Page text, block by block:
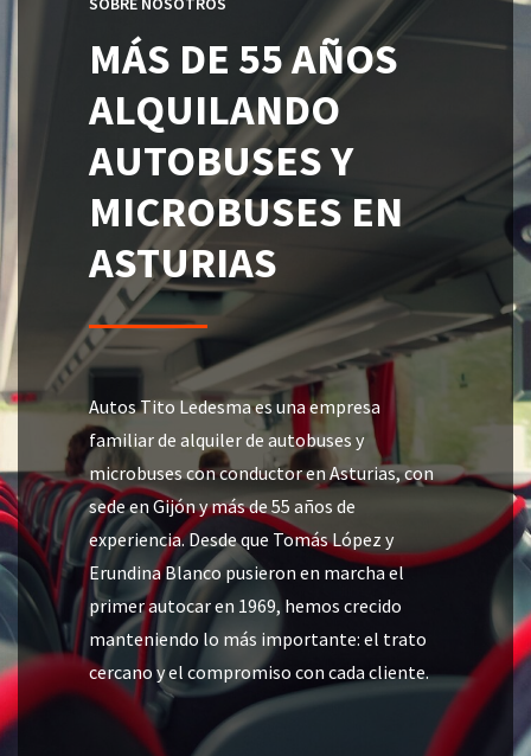
MÁS DE 55 AÑOS
ALQUILANDO
AUTOBUSES Y
MICROBUSES EN
ASTURIAS
Autos Tito Ledesma es una empresa
familiar de alquiler de autobuses y
microbuses con conductor en Asturias, con
sede en Gijón y más de 55 años de
experiencia. Desde que Tomás López y
Erundina Blanco pusieron en marcha el
primer autocar en 1969, hemos crecido
manteniendo lo más importante: el trato
cercano y el compromiso con cada cliente.